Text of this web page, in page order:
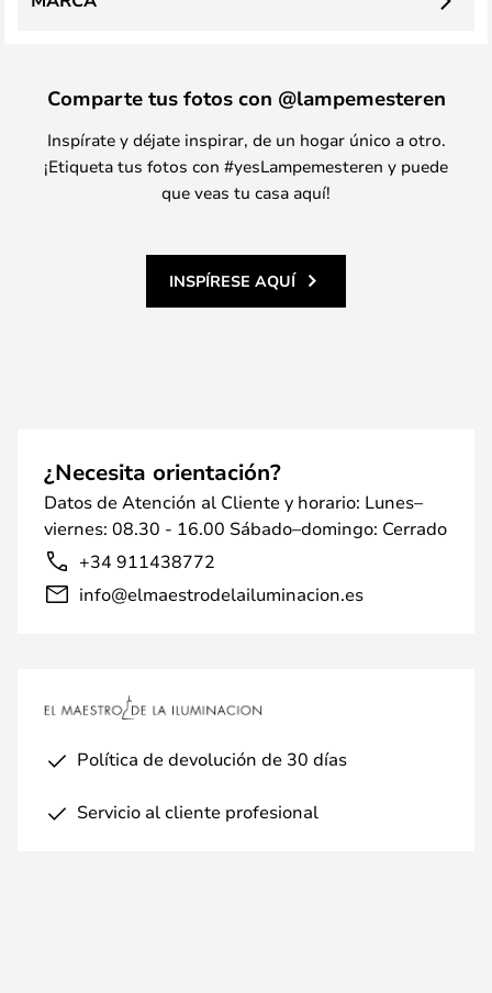
Comparte tus fotos con @lampemesteren
Inspírate y déjate inspirar, de un hogar único a otro.
¡Etiqueta tus fotos con #yesLampemesteren y puede
que veas tu casa aquí!
INSPÍRESE AQUÍ
¿Necesita orientación?
Datos de Atención al Cliente y horario: Lunes–
viernes: 08.30 - 16.00 Sábado–domingo: Cerrado
+34 911438772
info@elmaestrodelailuminacion.es
Política de devolución de 30 días
Servicio al cliente profesional